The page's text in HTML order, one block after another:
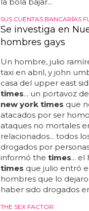
SUS CUENTAS BANCARÍAS
Se investiga en
hombres gays
Un hombre, julio
taxi en abril, y john
casa del upper east
times... un portavoz
new york times que
atacados por ser
ataques no mortales
relacionados... todos
drogados por
informó the times...
times que julio entró
hombres que lo
haber sido drogados
THE SEX FACTOR